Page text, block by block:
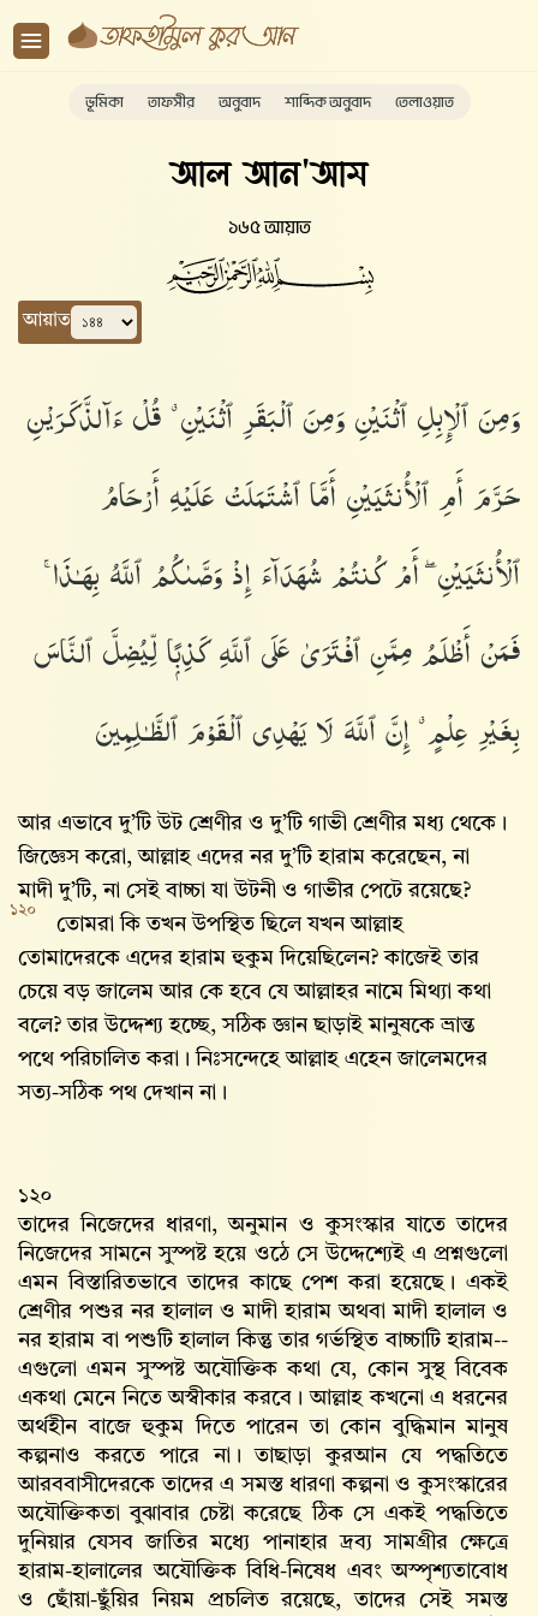
ভূমিকা তাফসীর অনুবাদ শাব্দিক অনুবাদ তেলাওয়াত
আল আন'আম
১৬৫ আয়াত
আয়াত
وَمِنَ ٱلْإِبِلِ ٱثْنَيْنِ وَمِنَ ٱلْبَقَرِ ٱثْنَيْنِ ۗ قُلْ ءَآلذَّكَرَيْنِ
حَرَّمَ أَمِ ٱلْأُنثَيَيْنِ أَمَّا ٱشْتَمَلَتْ عَلَيْهِ أَرْحَامُ
ٱلْأُنثَيَيْنِ ۖ أَمْ كُنتُمْ شُهَدَآءَ إِذْ وَصَّىٰكُمُ ٱللَّهُ بِهَـٰذَا ۚ
فَمَنْ أَظْلَمُ مِمَّنِ ٱفْتَرَىٰ عَلَى ٱللَّهِ كَذِبًۭا لِّيُضِلَّ ٱلنَّاسَ
بِغَيْرِ عِلْمٍ ۗ إِنَّ ٱللَّهَ لَا يَهْدِى ٱلْقَوْمَ ٱلظَّـٰلِمِينَ
আর এভাবে দু’টি উট শ্রেণীর ও দু’টি গাভী শ্রেণীর মধ্য থেকে।
জিজ্ঞেস করো, আল্লাহ এদের নর দু’টি হারাম করেছেন, না
মাদী দু’টি, না সেই বাচ্চা যা উটনী ও গাভীর পেটে রয়েছে?
১২০
তোমরা কি তখন উপস্থিত ছিলে যখন আল্লাহ‌
তোমাদেরকে এদের হারাম হুকুম দিয়েছিলেন? কাজেই তার
চেয়ে বড় জালেম আর কে হবে যে আল্লাহর নামে মিথ্যা কথা
বলে? তার উদ্দেশ্য হচ্ছে, সঠিক জ্ঞান ছাড়াই মানুষকে ভ্রান্ত
পথে পরিচালিত করা। নিঃসন্দেহে আল্লাহ‌ এহেন জালেমদের
সত্য-সঠিক পথ দেখান না।
১২০
তাদের নিজেদের ধারণা, অনুমান ও কুসংস্কার যাতে তাদের
নিজেদের সামনে সুস্পষ্ট হয়ে ওঠে সে উদ্দেশ্যেই এ প্রশ্নগুলো
এমন বিস্তারিতভাবে তাদের কাছে পেশ করা হয়েছে। একই
শ্রেণীর পশুর নর হালাল ও মাদী হারাম অথবা মাদী হালাল ও
নর হারাম বা পশুটি হালাল কিন্তু তার গর্ভস্থিত বাচ্চাটি হারাম--
এগুলো এমন সুস্পষ্ট অযৌক্তিক কথা যে, কোন সুস্থ বিবেক
একথা মেনে নিতে অস্বীকার করবে। আল্লাহ‌ কখনো এ ধরনের
অর্থহীন বাজে হুকুম দিতে পারেন তা কোন বুদ্ধিমান মানুষ
কল্পনাও করতে পারে না। তাছাড়া কুরআন যে পদ্ধতিতে
আরববাসীদেরকে তাদের এ সমস্ত ধারণা কল্পনা ও কুসংস্কারের
অযৌক্তিকতা বুঝাবার চেষ্টা করেছে ঠিক সে একই পদ্ধতিতে
দুনিয়ার যেসব জাতির মধ্যে পানাহার দ্রব্য সামগ্রীর ক্ষেত্রে
হারাম-হালালের অযৌক্তিক বিধি-নিষেধ এবং অস্পৃশ্যতাবোধ
ও ছোঁয়া-ছুঁয়ির নিয়ম প্রচলিত রয়েছে, তাদের সেই সমস্ত